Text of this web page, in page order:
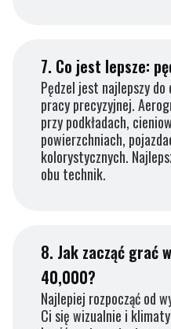
7. Co jest lepsze:
Pędzel jest najlepszy
pracy precyzyjnej.
przy podkładach,
powierzchniach,
kolorystycznych.
obu technik.
8. Jak zacząć grać
40,000?
Najlepiej rozpocząć od
Ci się wizualnie i